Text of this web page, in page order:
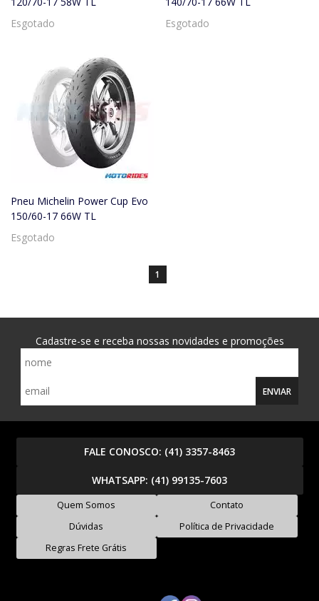
Esgotado
Esgotado
Pneu Michelin Power Cup Evo
150/60-17 66W TL
Esgotado
1
Cadastre-se e receba nossas novidades e promoções
ENVIAR
FALE CONOSCO: (41) 3357-8463
WHATSAPP: (41) 99135-7603
Quem Somos
Contato
Dúvidas
Política de Privacidade
Regras Frete Grátis